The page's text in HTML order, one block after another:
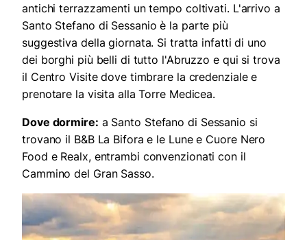
antichi terrazzamenti un tempo coltivati. L'arrivo a
Santo Stefano di Sessanio è la parte più
suggestiva della giornata. Si tratta infatti di uno
dei borghi più belli di tutto l'Abruzzo e qui si trova
il Centro Visite dove timbrare la credenziale e
prenotare la visita alla Torre Medicea.
Dove dormire: a Santo Stefano di Sessanio si
trovano il B&B La Bifora e le Lune e Cuore Nero
Food e Realx, entrambi convenzionati con il
Cammino del Gran Sasso.